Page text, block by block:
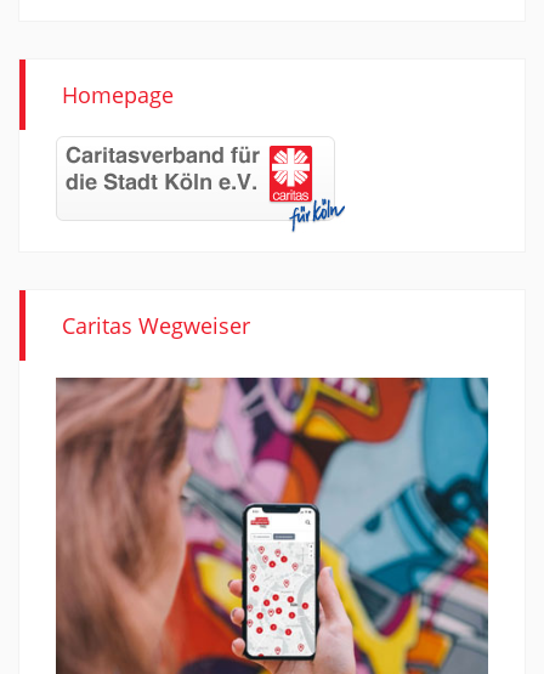
Homepage
Caritas Wegweiser